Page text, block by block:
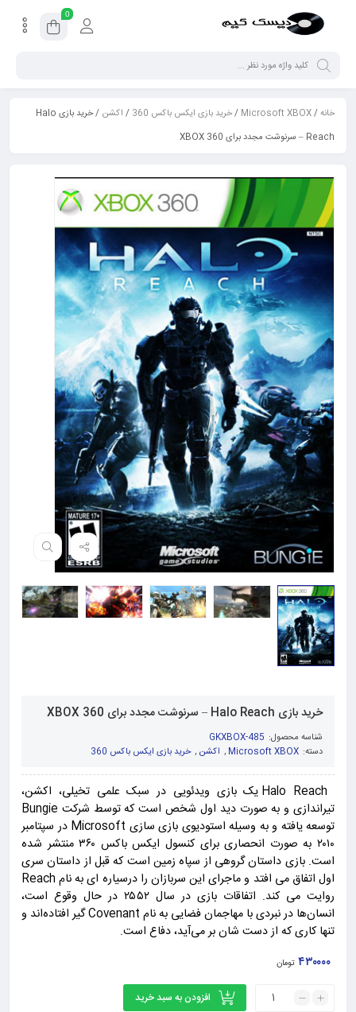
0
خانه/
Microsoft XBOX
/خرید بازی ایکس باکس 360 / اکشن
/ خرید بازی Halo
Reach – سرنوشت مجدد برای XBOX 360
خرید بازی Halo Reach – سرنوشت مجدد برای XBOX 360
شناسه محصول: GKXBOX-485
دسته: Microsoft XBOX
, اکشن , خرید بازی ایکس باکس 360
Halo Reach یک بازی ویدئویی در سبک علمی تخیلی، اکشن،
تیراندازی و به صورت دید اول شخص است که توسط شرکت Bungie
توسعه یافته و به وسیله استودیوی بازی سازی Microsoft در سپتامبر
۲۰۱۰ به صورت انحصاری برای کنسول ایکس باکس ۳۶۰ منتشر شده
است. بازی داستان گروهی از سپاه زمین است که قبل از داستان سری
اول اتفاق می افتد و ماجرای این سربازان را درسیاره ای به نام Reach
روایت می کند. اتفاقات بازی در سال ۲۵۵۲ در حال وقوع است،
انسان‌ها در نبردی با مهاجمان فضایی به نام Covenant گیر افتاده‌اند و
تنها کاری که از دست شان بر می‌آید، دفاع است.
۴۳۰۰۰۰ تومان
افزودن به سبد خرید